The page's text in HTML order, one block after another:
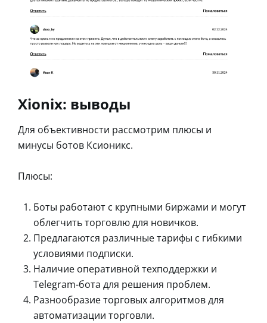
Xionix: выводы
Для объективности рассмотрим плюсы и
минусы ботов Ксионикс.
Плюсы:
Боты работают с крупными биржами и могут
облегчить торговлю для новичков.
Предлагаются различные тарифы с гибкими
условиями подписки.
Наличие оперативной техподдержки и
Telegram-бота для решения проблем.
Разнообразие торговых алгоритмов для
автоматизации торговли.